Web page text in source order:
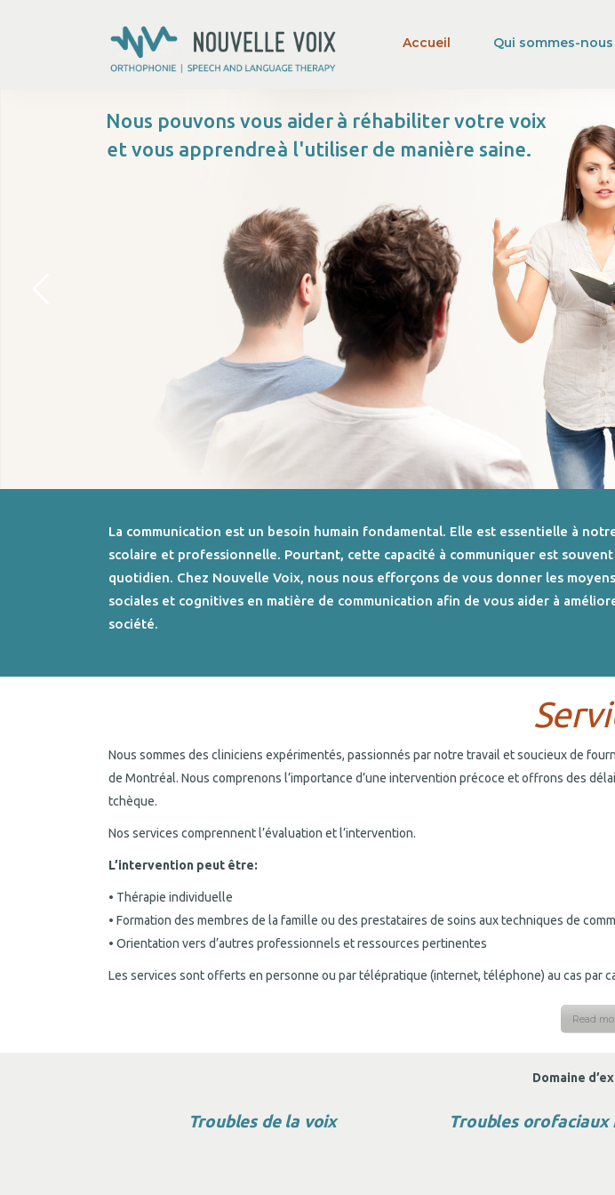
Accueil Qui sommes-nous
Nous pouvons vous aider
et vous apprendre
à réhabiliter votre voix
à l'utiliser de manière saine.
La communication est un besoin humain fondamental. Elle est essentielle à
scolaire et professionnelle. Pourtant, cette capacité à communiquer est
quotidien. Chez Nouvelle Voix, nous nous efforçons de vous donner les
sociales et cognitives en matière de communication afin de vous aider à
société.
Nous sommes des cliniciens expérimentés, passionnés par notre travail et soucieux de
de Montréal. Nous comprenons l’importance d’une intervention précoce et offrons des
tchèque.
Nos services comprennent l’évaluation et l’intervention.
L’intervention peut être:
• Thérapie individuelle
• Formation des membres de la famille ou des prestataires de soins aux techniques de
• Orientation vers d’autres professionnels et ressources pertinentes
Les services sont offerts en personne ou par télépratique (internet, téléphone) au cas par
Read
Domaine
Troubles de la voix Troubles